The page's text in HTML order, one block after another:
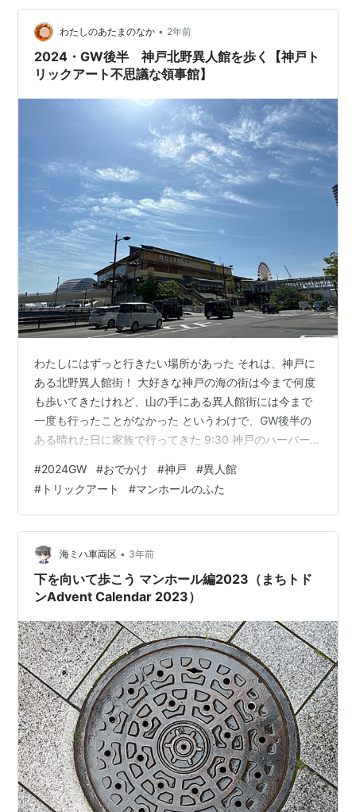
原、能登島などに分布することが知られています。…
わたしのあたまのなか • 2年前
2024・GW後半 神戸北野異人館を歩く【神戸ト
リックアート不思議な領事館】
わたしにはずっと行きたい場所があった それは、神戸に
ある北野異人館街！ 大好きな神戸の海の街は今まで何度
も歩いてきたけれど、山の手にある異人館街には今まで
一度も行ったことがなかった というわけで、GW後半の
ある晴れた日に家族で行ってきた 9:30 神戸のハーバーラ
って異人館に行った場合と、徒歩で行った場合の時間を
調べてくれたら、電車の場合は約35分、徒歩の場合は約
45分とそんなに大きく変わらなかったため、せっかくな
のでお散歩を兼ねて歩いていくことにした 南京町や、三
宮センター街を抜けて歩く途中に撮ったご当地マンホー
ルたち どこも人は多かったが…
#2024GW #おでかけ #神戸 #異人館
# トリックアート #マンホールのふた
海ミハ車両区 • 3年前
下を向いて歩こう マンホール編2023（まちトド
ンAdvent Calendar 2023）